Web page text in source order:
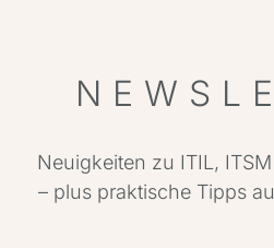
Neuigkeiten zu ITIL,
– plus praktische Tipps